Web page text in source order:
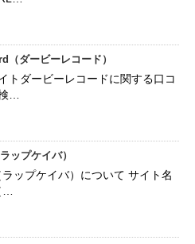
（ダービーレコード）
トダービーレコードに関する口コ
…
ップケイバ）
ップケイバ）について サイト名